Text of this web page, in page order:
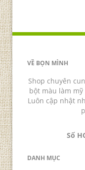
VỀ BỌN MÌNH
Shop chuyên
bột màu làm
Luôn cập nhật
Số
DANH MỤC